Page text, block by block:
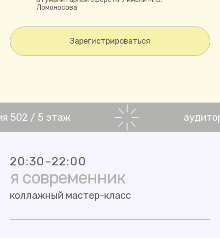
Ломоносова
Зарегистрироваться
/ 5 этаж
20:30–22:00
я современник
коллажный мастер-класс